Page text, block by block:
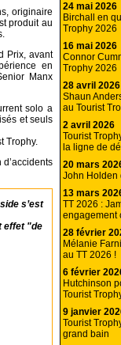
originaire
produit au
Prix, avant
en
Manx
solo a
et seuls
Trophy.
s’est
effet "de
24 mai 2026
Birchall en
Trophy 2026
16 mai 2026
Connor
Trophy 2026
28 avril 2026
Shaun
au Tourist
2 avril 2026
Tourist
la ligne de
20 mars
John Holden
13 mars
TT 2026 :
engagement
28 février
Mélanie
au TT 2026 !
6 février
Hutchinson
Tourist
9 janvier
Tourist
grand bain